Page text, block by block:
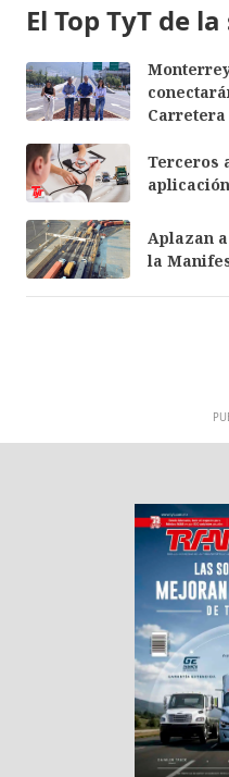
El Top TyT de
Terceros
Aplazan
la